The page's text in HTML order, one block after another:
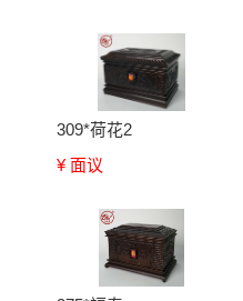
309*荷花2
¥ 面议